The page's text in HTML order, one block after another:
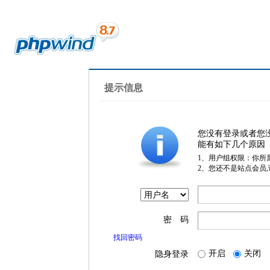
提示信息
您没有登录或者您
能有如下几个原因
1、用户组权限：你所
2、您还不是站点会员
密 码
找回密码
隐身登录 开启 关闭